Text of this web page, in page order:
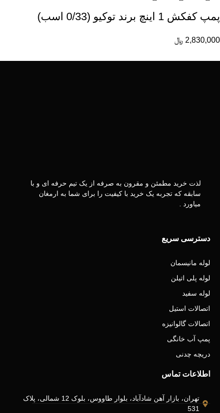
پمپ کفکش 1 اینچ برند توکیو (0/33 اسب)
2,830,000 ﷼
لذت خرید مطمئن و مقرون به صرفه از یک تیم حرفه ای و با
سابقه که تجربه یک خرید با کیفیت را برای شما به ارمغان
میاورد .
دسترسی سریع
لوله مانیسمان
لوله پلی اتیلن
لوله سفید
اتصالات استیل
اتصالات گالوانیزه
پمپ آب خانگی
دریچه چدنی
اطلاعات تماس
تهران، بازار آهن شادآباد، بلوار طاووس، بلوک 12 شمالی، پلاک
531